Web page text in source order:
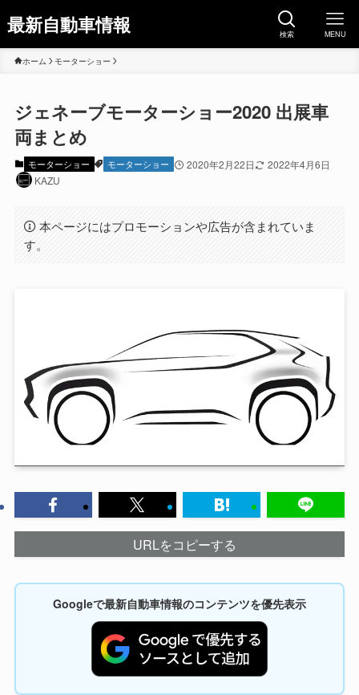
最新自動車情報 検索 MENU
ホーム モーターショー
ジェネーブモーターショー2020 出展車
両まとめ
モーターショー モーターショー 2020年2月22日
2022年4月6日
KAZU
本ページにはプロモーションや広告が含まれていま
す。
URLをコピーする
Googleで最新自動車情報のコンテンツを優先表示